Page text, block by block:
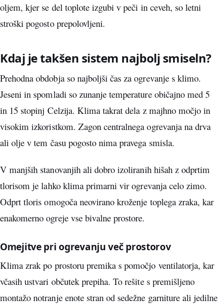
oljem, kjer se del toplote izgubi v peči in ceveh, so letni
stroški pogosto prepolovljeni.
Kdaj je takšen sistem najbolj smiseln?
Prehodna obdobja so najboljši čas za ogrevanje s klimo.
Jeseni in spomladi so zunanje temperature običajno med 5
in 15 stopinj Celzija. Klima takrat dela z majhno močjo in
visokim izkoristkom. Zagon centralnega ogrevanja na drva
ali olje v tem času pogosto nima pravega smisla.
V manjših stanovanjih ali dobro izoliranih hišah z odprtim
tlorisom je lahko klima primarni vir ogrevanja celo zimo.
Odprt tloris omogoča neovirano kroženje toplega zraka, kar
enakomerno ogreje vse bivalne prostore.
Omejitve pri ogrevanju več prostorov
Klima zrak po prostoru premika s pomočjo ventilatorja, kar
včasih ustvari občutek prepiha. To rešite s premišljeno
montažo notranje enote stran od sedežne garniture ali jedilne